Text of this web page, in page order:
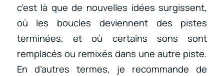
c’est là que de nouvelles idées surgissent,
où les boucles deviennent des pistes
terminées, et où certains sons sont
remplacés ou remixés dans une autre piste.
En d’autres termes, je recommande de